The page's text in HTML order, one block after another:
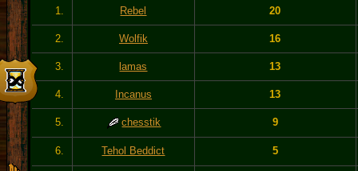
1.
Rebel 20
2. Wolfik 16
3. lamas 13
4. Incanus 13
5. chesstik 9
6. Tehol Beddict 5